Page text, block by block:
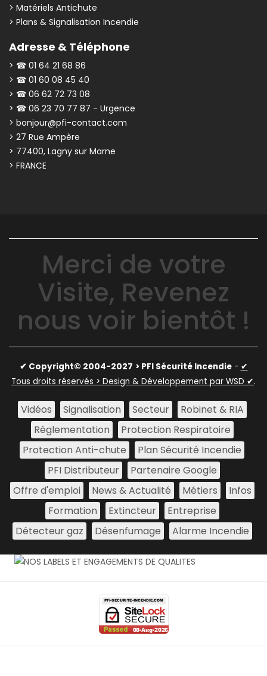
> Matériels Antichute
> Plans & Signalisation Incendie
Adresse & Téléphone
> ☎ 01 64 21 68 86
> ☎ 01 60 08 45 40
> ☎ 06 62 72 73 08
> ☎ 06 23 70 77 87 - Urgence
> bonjour@pfi-contact.com
> 27 Rue Ampère
> 77400, Lagny sur Marne
> FRANCE
Merci de votre
Visite, Revenez
nous voir bientôt !
✔ Copyright© 2004-2027 > PFI Sécurité Incendie- ✔
Tous droits réservés > Design & Développement par WSD ✔.
Vidéos Signalisation Secteur
Robinet & RIA
Réglementation
Protection Respiratoire
Protection Anti-chute
Plan Sécurité Incendie
PFI Distributeur
Partenaire Google
Offre d'emploi
News & Actualité Métiers
Infos
Formation
Extincteur
Entreprise
Détecteur gaz
Désenfumage Alarme Incendie